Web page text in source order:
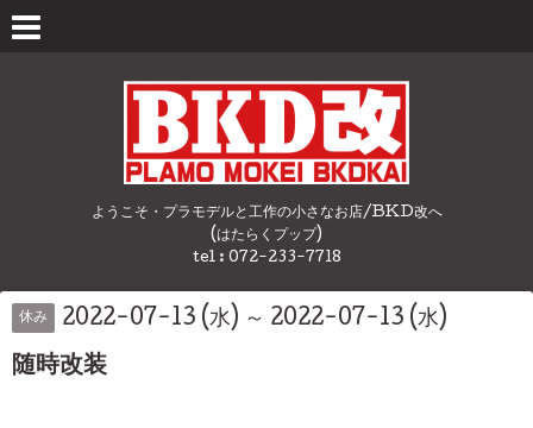
ようこそ・プラモデルと工作の小さなお店/BKD改へ
(はたらくプップ)
tel : 072-233-7718
休み 2022-07-13 (水) ～ 2022-07-13 (水)
随時改装